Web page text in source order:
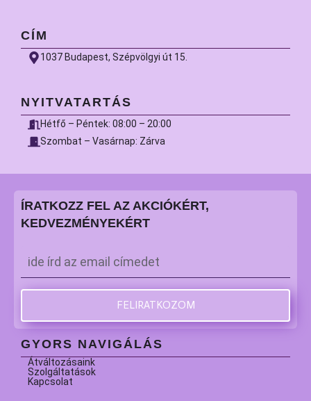
CÍM
1037 Budapest, Szépvölgyi út 15.
NYITVATARTÁS
Hétfő – Péntek: 08:00 – 20:00
Szombat – Vasárnap: Zárva
ÍRATKOZZ FEL AZ AKCIÓKÉRT,
KEDVEZMÉNYEKÉRT
FELIRATKOZOM
GYORS NAVIGÁLÁS
Átváltozásaink
Szolgáltatások
Kapcsolat